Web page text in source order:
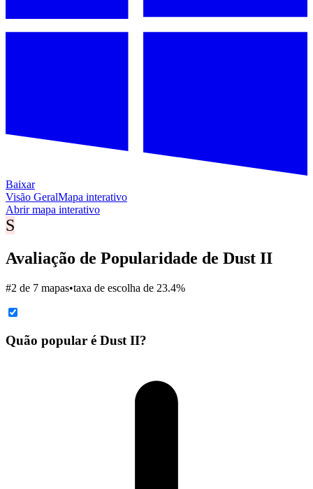
Baixar
Visão GeralMapa interativo
Abrir mapa interativo
S
Avaliação de Popularidade de Dust II
#2 de 7 mapas•taxa de escolha de 23.4%
Quão popular é Dust II?